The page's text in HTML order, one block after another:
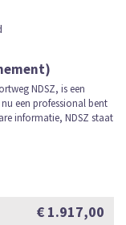
NDSZ, is een
een professional bent
informatie, NDSZ staat
€ 1.917,00